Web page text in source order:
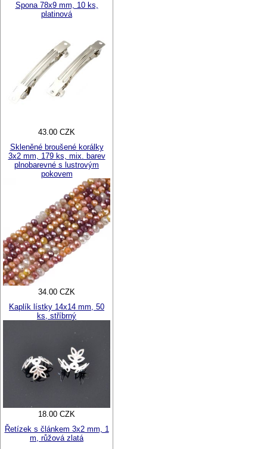
Spona 78x9 mm, 10 ks,
platinová
43.00 CZK
Skleněné broušené korálky
3x2 mm, 179 ks, mix. barev
plnobarevné s lustrovým
pokovem
34.00 CZK
Kaplík lístky 14x14 mm, 50
ks, stříbrný
18.00 CZK
Řetízek s článkem 3x2 mm, 1
m, růžová zlatá